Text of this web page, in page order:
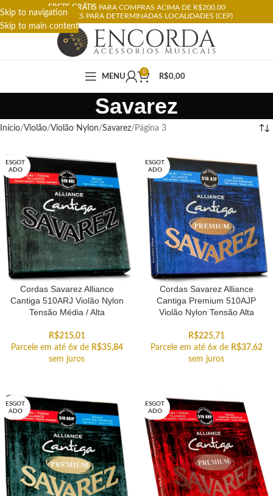
Skip to navigation
Skip to main content
FRETE GRÁTIS PARA COMPRAS ACIMA DE R$200,00
RESTRIÇÕES PARA DETERMINADAS LOCALIDADES (CEP)
MENU
0
R$0,00
Savarez
Início Violão Violão Nylon Savarez Página 3
ESGOT
ADO
Cordas Savarez Alliance
Cantiga 510ARJ Violão Nylon
Tensão Média / Alta
R$215,01
Parcele em até 6x de R$35,84
sem juros
ESGOT
ADO
Cordas Savarez Alliance
Cantiga Premium 510AJP
Violão Nylon Tensão Alta
R$225,71
Parcele em até 6x de R$37,62
sem juros
ESGOT
ADO
ESGOT
ADO